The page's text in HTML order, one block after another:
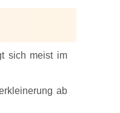
sich meist im
ab